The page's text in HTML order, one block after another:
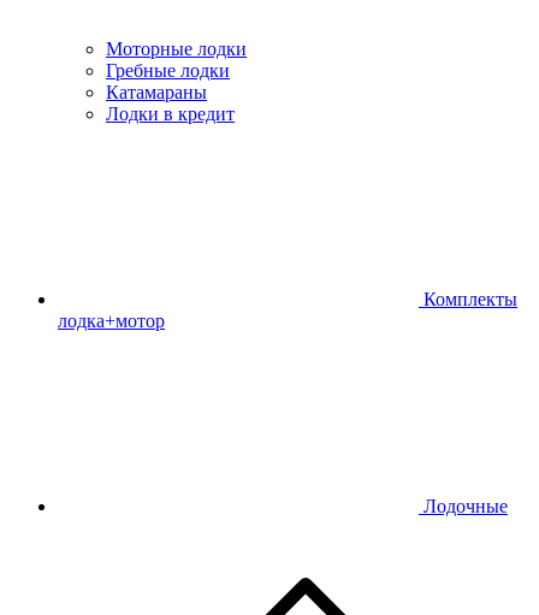
Моторные лодки
Гребные лодки
Катамараны
Лодки в кредит
Комплекты
лодка+мотор
Лодочные